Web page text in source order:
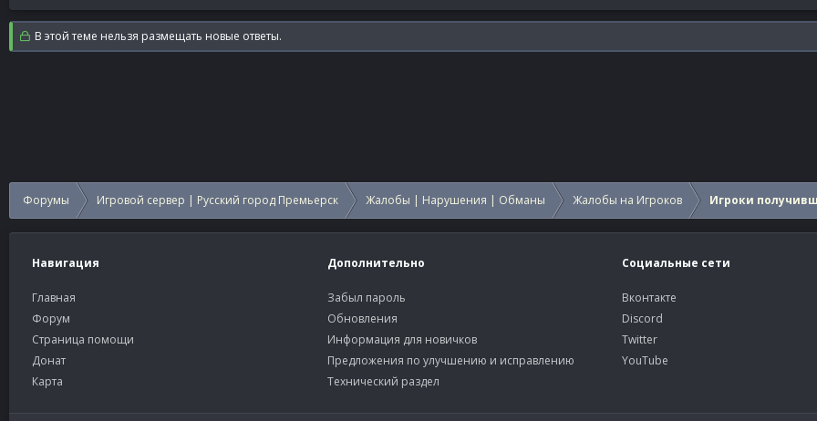
В этой теме нельзя размещать новые ответы.
Форумы Игровой сервер | Русский город Премьерск Жалобы | Нарушения | Обманы Жалобы на Игроков Игроки
Навигация
Главная
Форум
Страница помощи
Донат
Карта
Дополнительно
Забыл пароль
Обновления
Информация для новичков
Предложения по улучшению и исправлению
Технический раздел
Социальные сети
Вконтакте
Discord
Twitter
YouTube